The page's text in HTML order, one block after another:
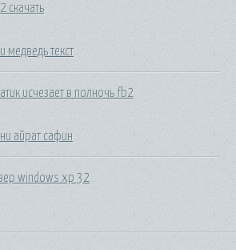
скачать
медведь текст
исчезает в полночь fb2
айрат сафин
windows xp 32